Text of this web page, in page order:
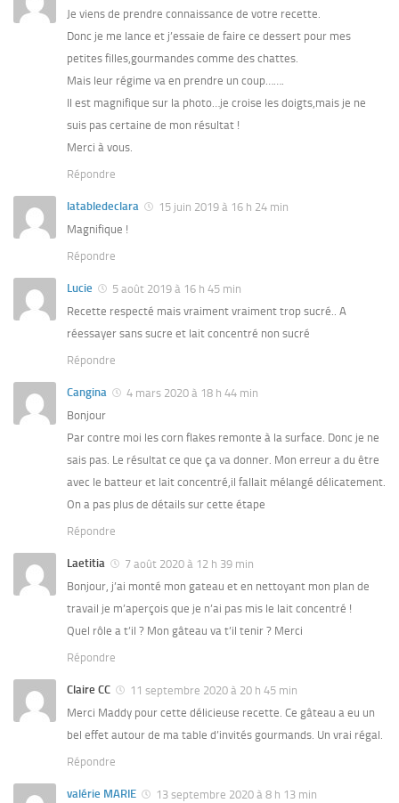
Je viens de prendre connaissance de votre recette.
Donc je me lance et j’essaie de faire ce dessert pour mes
petites filles,gourmandes comme des chattes.
Mais leur régime va en prendre un coup…….
Il est magnifique sur la photo…je croise les doigts,mais je ne
suis pas certaine de mon résultat !
Merci à vous.
Répondre
latabledeclara
15 juin 2019 à 16 h 24 min
Magnifique !
Répondre
Lucie
5 août 2019 à 16 h 45 min
Recette respecté mais vraiment vraiment trop sucré.. A
réessayer sans sucre et lait concentré non sucré
Répondre
Cangina
4 mars 2020 à 18 h 44 min
Bonjour
Par contre moi les corn flakes remonte à la surface. Donc je ne
sais pas. Le résultat ce que ça va donner. Mon erreur a du être
avec le batteur et lait concentré,il fallait mélangé délicatement.
On a pas plus de détails sur cette étape
Répondre
Laetitia
7 août 2020 à 12 h 39 min
Bonjour, j’ai monté mon gateau et en nettoyant mon plan de
travail je m’aperçois que je n’ai pas mis le lait concentré !
Quel rôle a t’il ? Mon gâteau va t’il tenir ? Merci
Répondre
Claire CC
11 septembre 2020 à 20 h 45 min
Merci Maddy pour cette délicieuse recette. Ce gâteau a eu un
bel effet autour de ma table d’invités gourmands. Un vrai régal.
Répondre
valérie MARIE
13 septembre 2020 à 8 h 13 min